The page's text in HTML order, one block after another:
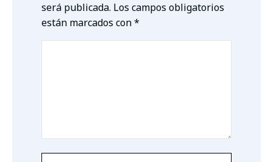
será publicada. Los campos obligatorios
están marcados con*